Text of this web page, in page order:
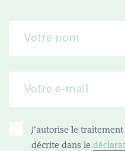
J'autorise le
décrite dans le